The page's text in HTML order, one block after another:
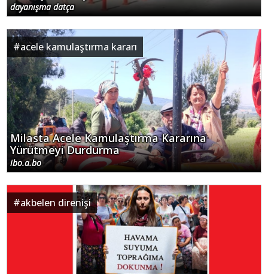
dayanışma datça
#acele kamulaştırma kararı
Milasta Acele Kamulaştırma Kararına
Yürütmeyi Durdurma
ibo.a.bo
#akbelen direnişi